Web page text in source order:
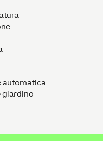
automatica
giardino